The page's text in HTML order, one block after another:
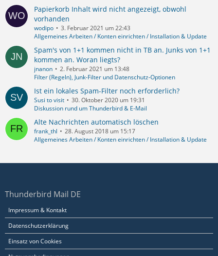
Papierkorb Inhalt wird nicht angezeigt, obwohl
vorhanden
wodipo
3. Februar 2021 um 22:43
Allgemeines Arbeiten / Konten einrichten / Installation & Update
Spam's von 1+1 kommen nicht in TB an. Junks von 1+1
kommen an. Woran liegts?
jnanon
2. Februar 2021 um 13:48
Filter (Regeln), Junk-Filter und Datenschutz-Optionen
Ist ein lokales Spam-Filter noch erforderlich?
Susi to visit
30. Oktober 2020 um 19:31
Diskussion rund um Thunderbird & E-Mail
Alte Nachrichten automatisch löschen
frank_thl
28. August 2018 um 15:17
Allgemeines Arbeiten / Konten einrichten / Installation & Update
Thunderbird Mail DE
Impressum & Kontakt
Datenschutzerklärung
Einsatz von Cookies